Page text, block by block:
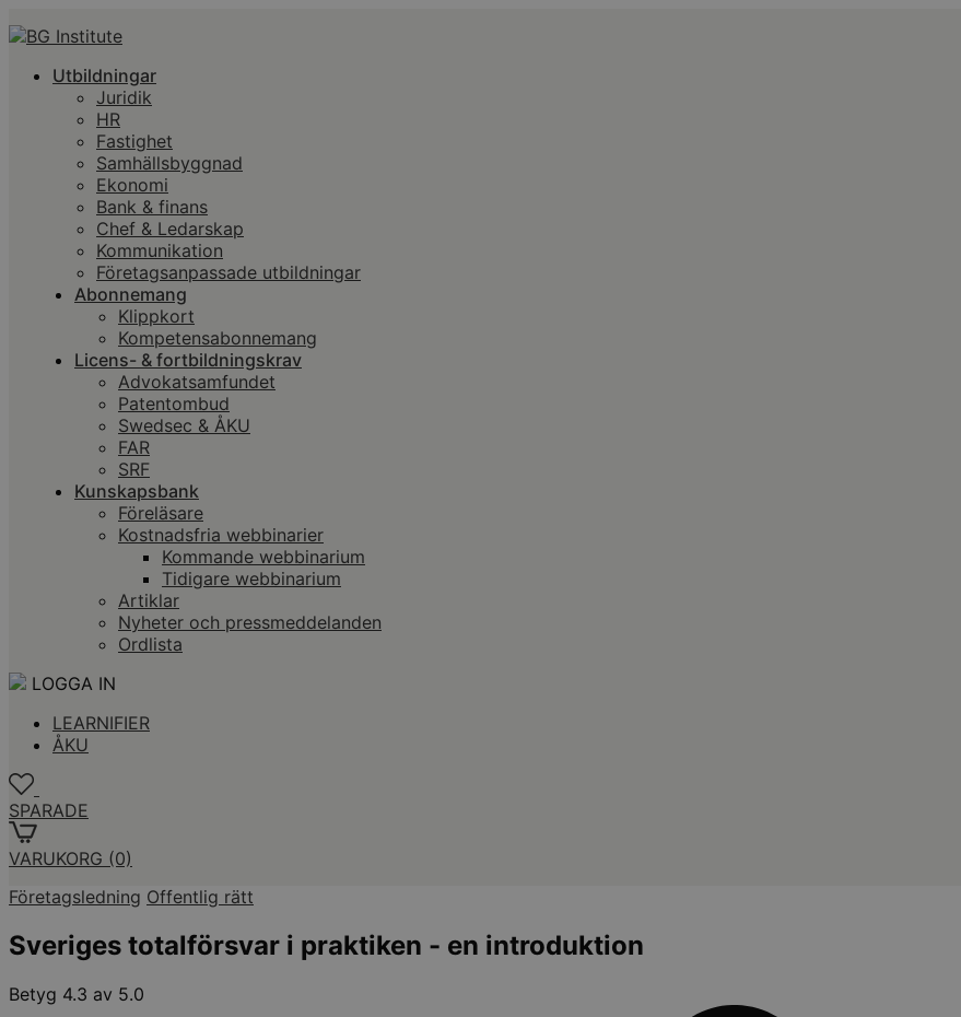
Utbildningar
Juridik
HR
Fastighet
Samhällsbyggnad
Ekonomi
Bank & finans
Chef & Ledarskap
Kommunikation
Företagsanpassade utbildningar
Abonnemang
Klippkort
Kompetensabonnemang
Licens- & fortbildningskrav
Advokatsamfundet
Patentombud
Swedsec & ÅKU
FAR
SRF
Kunskapsbank
Föreläsare
Kostnadsfria webbinarier
Kommande webbinarium
Tidigare webbinarium
Artiklar
Nyheter och pressmeddelanden
Ordlista
LOGGA IN
LEARNIFIER
ÅKU
SPARADE
VARUKORG (0)
Företagsledning Offentlig rätt
Sveriges totalförsvar i praktiken - en introduktion
Betyg 4.3 av 5.0